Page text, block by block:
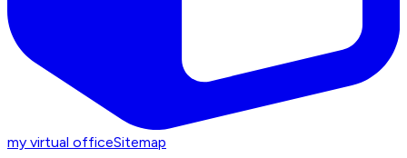
my virtual officeSitemap